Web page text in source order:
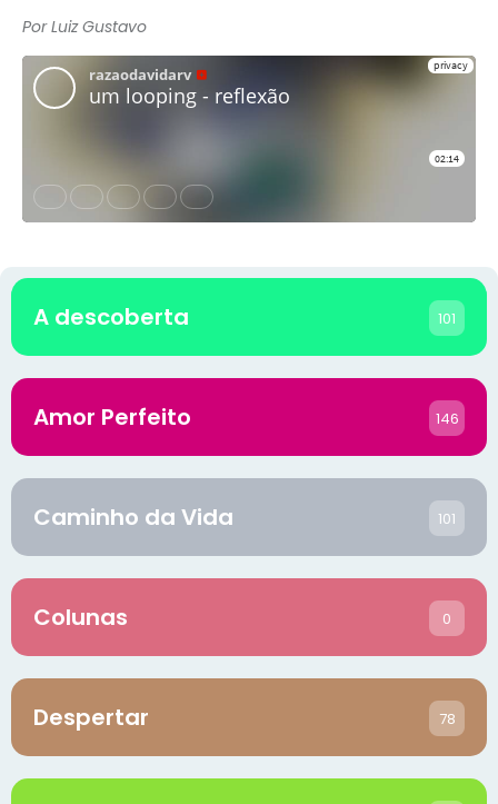
Por Luiz Gustavo
A descoberta 101
Amor Perfeito 146
Caminho da Vida 101
Colunas 0
Despertar 78